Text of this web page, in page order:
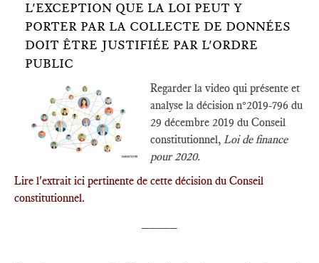
L'EXCEPTION QUE LA LOI PEUT Y
PORTER PAR LA COLLECTE DE DONNÉES
DOIT ÊTRE JUSTIFIÉE PAR L'ORDRE
PUBLIC
Regarder la video qui présente et
analyse la décision n°2019-796 du
29 décembre 2019 du Conseil
constitutionnel, Loi de finance
pour 2020.
Lire l'extrait ici pertinente de cette décision du Conseil
constitutionnel.